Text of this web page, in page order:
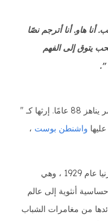
هاو. أنا أترجم نصًا
يتوق إلى الفهم
".
كـ "
واشنطن بوست ،
ولدت أورسولا كروبر في بيركلي بكاليفورنيا عام 1929 ، وهي
أنثوية إلى عالم
من مغامرات الشباب